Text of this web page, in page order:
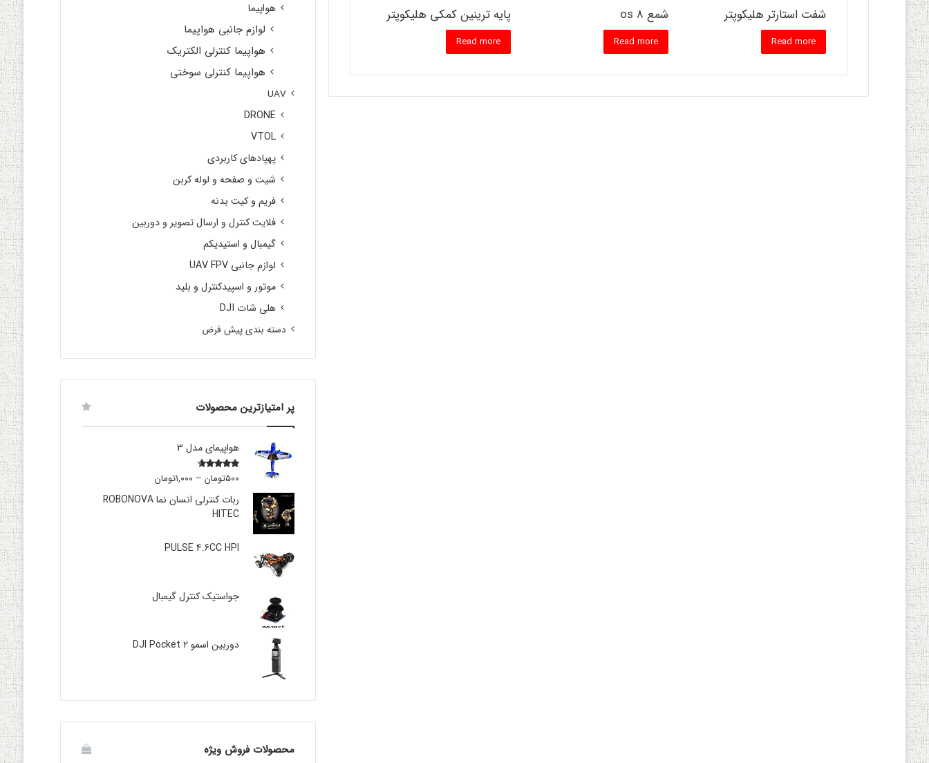
شفت استارتر هلیکوپتر
Read more
شمع os 8
Read more
پایه ترینین کمکی هلیکوپتر
Read more
هواپیما
لوازم جانبی هواپیما
هواپیما کنترلی الکتریک
هواپیما کنترلی سوختی
UAV
DRONE
VTOL
پهپادهای کاربردی
شیت و صفحه و لوله کربن
فریم و کیت بدنه
فلایت کنترل و ارسال تصویر و دوربین
گیمبال و استیدیکم
لوازم جانبی UAV FPV
موتور و اسپیدکنترل و بلید
هلی شات DJI
دسته بندی پیش فرض
پر امتیازترین محصولات
هواپیمای مدل 3
Rated
4.00
of 5
۵۰۰تومان – ۱,۰۰۰تومان
ربات کنترلی انسان نما ROBONOVA
HITEC
PULSE 4.6CC HPI
جواستیک کنترل گیمبال
دوربین اسمو DJI Pocket 2
محصولات فروش ویژه